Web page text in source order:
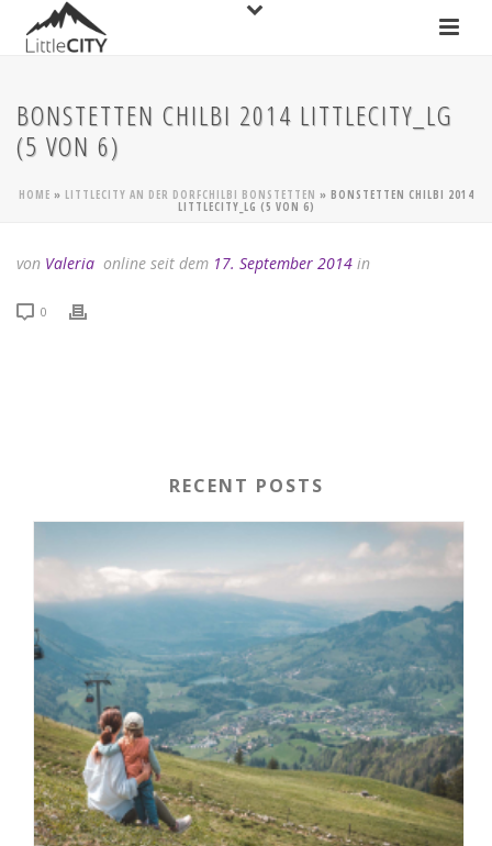
BONSTETTEN CHILBI 2014 LITTLECITY_LG
(5 VON 6)
HOME » LITTLECITY AN DER DORFCHILBI BONSTETTEN » BONSTETTEN CHILBI 2014
LITTLECITY_LG (5 VON 6)
von Valeria online seit dem 17. September 2014 in
0
RECENT POSTS